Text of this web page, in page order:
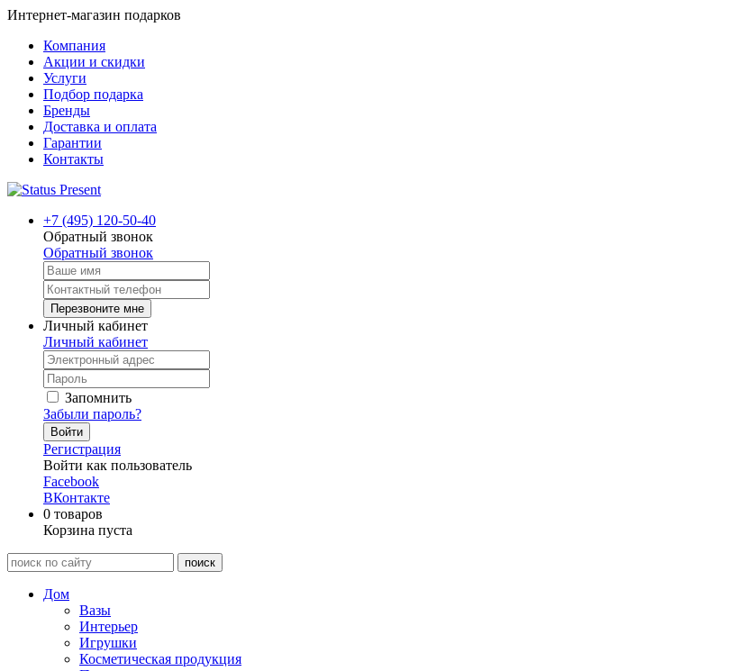
Интернет-магазин подарков
Компания
Акции и скидки
Услуги
Подбор подарка
Бренды
Доставка и оплата
Гарантии
Контакты
+7 (495) 120-50-40
Обратный звонок
Обратный звонок
Перезвоните мне
Личный кабинет
Личный кабинет
Запомнить
Забыли пароль?
Войти
Регистрация
Войти как пользователь
Facebook
ВКонтакте
0 товаров
Корзина пуста
Дом
Вазы
Интерьер
Игрушки
Косметическая продукция